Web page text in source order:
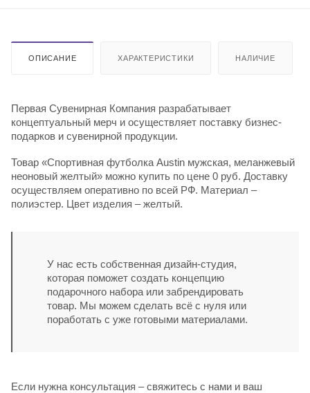
ОПИСАНИЕ ХАРАКТЕРИСТИКИ НАЛИЧИЕ
Первая Сувенирная Компания разрабатывает
концептуальный мерч и осуществляет поставку бизнес-
подарков и сувенирной продукции.
Товар «Спортивная футболка Austin мужская, меланжевый
неоновый желтый» можно купить по цене 0 руб. Доставку
осуществляем оперативно по всей РФ. Материал –
полиэстер. Цвет изделия – желтый.
У нас есть собственная дизайн-студия,
которая поможет создать концепцию
подарочного набора или забрендировать
товар. Мы можем сделать всё с нуля или
поработать с уже готовыми материалами.
Если нужна консультация – свяжитесь с нами и ваш